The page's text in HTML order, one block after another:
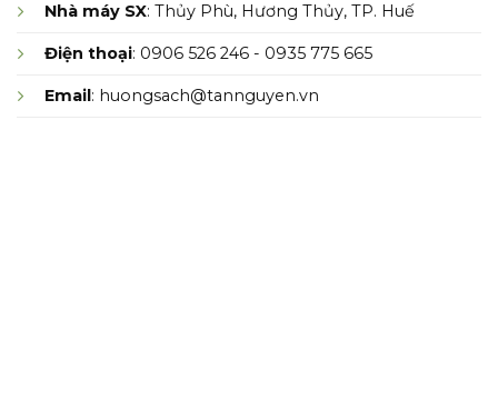
Nhà máy SX: Thủy Phù, Hương Thủy, TP. Huế
Điện thoại: 0906 526 246 - 0935 775 665
Email: huongsach@tannguyen.vn